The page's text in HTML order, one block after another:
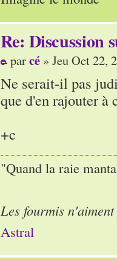
Re: Discussion
parcé » Jeu Oct 22,
Ne serait-il pas
que d'en rajouter à
+c
"Quand la raie
Les fourmis
Astral